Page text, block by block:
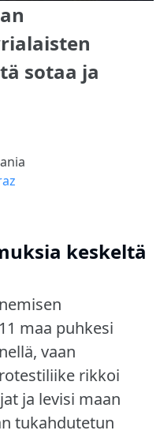
sotaa ja
keskeltä
maa puhkesi
vaan
rikkoi
ja levisi maan
tukahdutetun